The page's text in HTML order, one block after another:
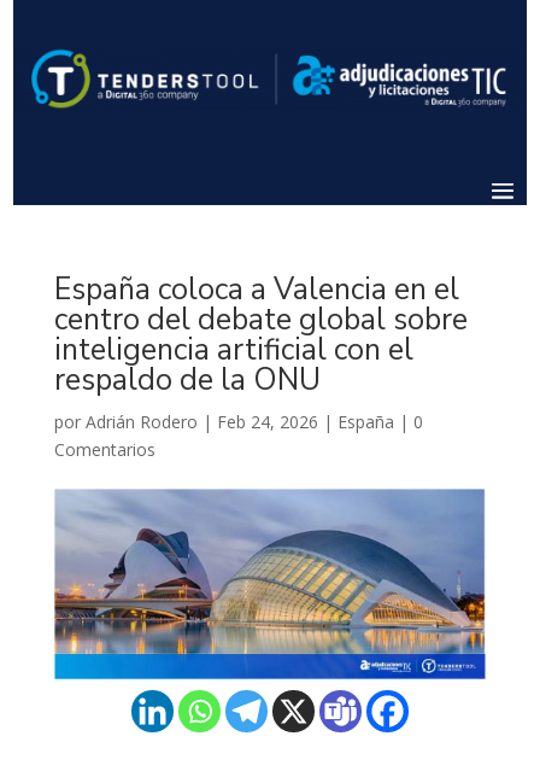
España coloca a Valencia en el
centro del debate global sobre
inteligencia artificial con el
respaldo de la ONU
por Adrián Rodero | Feb 24, 2026 | España | 0
Comentarios